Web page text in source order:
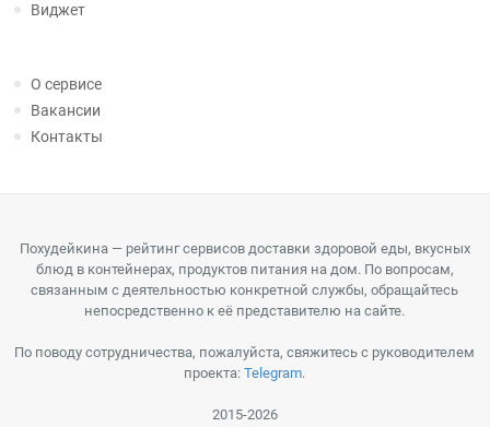
Виджет
О сервисе
Вакансии
Контакты
Похудейкина — рейтинг сервисов доставки здоровой еды, вкусных
блюд в контейнерах, продуктов питания на дом. По вопросам,
связанным с деятельностью конкретной службы, обращайтесь
непосредственно к её представителю на сайте.
По поводу сотрудничества, пожалуйста, свяжитесь с руководителем
проекта:Telegram.
2015-2026